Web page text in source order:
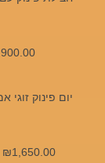
יום פינוק זוגי
₪ 1,650.00